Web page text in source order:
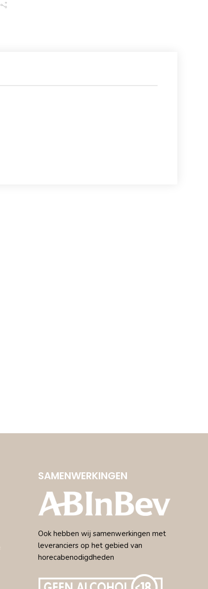
SAMENWERKINGEN
Ook hebben wij samenwerkingen met
leveranciers op het gebied van
horecabenodigdheden